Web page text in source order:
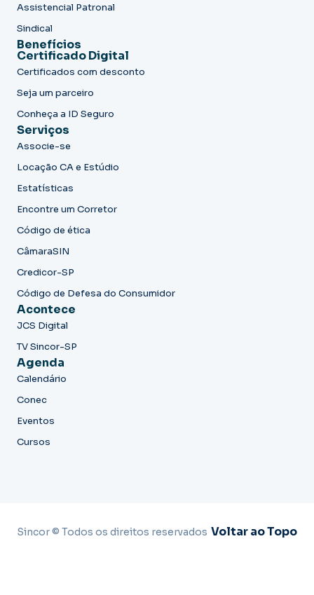
Assistencial Patronal
Sindical
Benefícios
Certificado Digital
Certificados com desconto
Seja um parceiro
Conheça a ID Seguro
Serviços
Associe-se
Locação CA e Estúdio
Estatísticas
Encontre um Corretor
Código de ética
CâmaraSIN
Credicor-SP
Código de Defesa do Consumidor
Acontece
JCS Digital
TV Sincor-SP
Agenda
Calendário
Conec
Eventos
Cursos
Sincor © Todos os direitos reservados Voltar ao Topo